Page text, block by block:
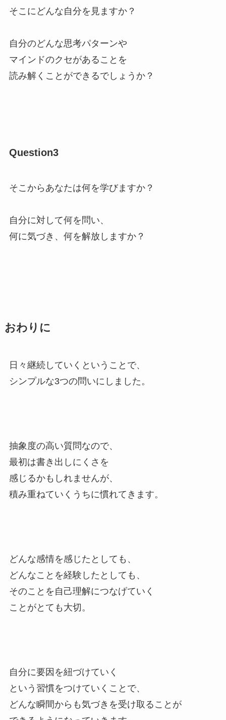
そこにどんな自分を見ますか？
自分のどんな思考パターンや
マインドのクセがあることを
読み解くことができるでしょうか？
Question3
そこからあなたは何を学びますか？
自分に対して何を問い、
何に気づき、何を解放しますか？
おわりに
日々継続していくということで、
シンプルな3つの問いにしました。
抽象度の高い質問なので、
最初は書き出しにくさを
感じるかもしれませんが、
積み重ねていくうちに慣れてきます。
どんな感情を感じたとしても、
どんなことを経験したとしても、
そのことを自己理解につなげていく
ことがとても大切。
自分に要因を紐づけていく
という習慣をつけていくことで、
どんな瞬間からも気づきを受け取ることが